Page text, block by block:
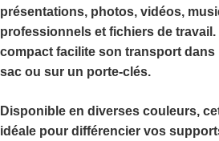
présentations, photos, vidéos,
professionnels et fichiers de
compact facilite son transport dans
sac ou sur un porte-clés.
Disponible en diverses couleurs,
idéale pour différencier vos